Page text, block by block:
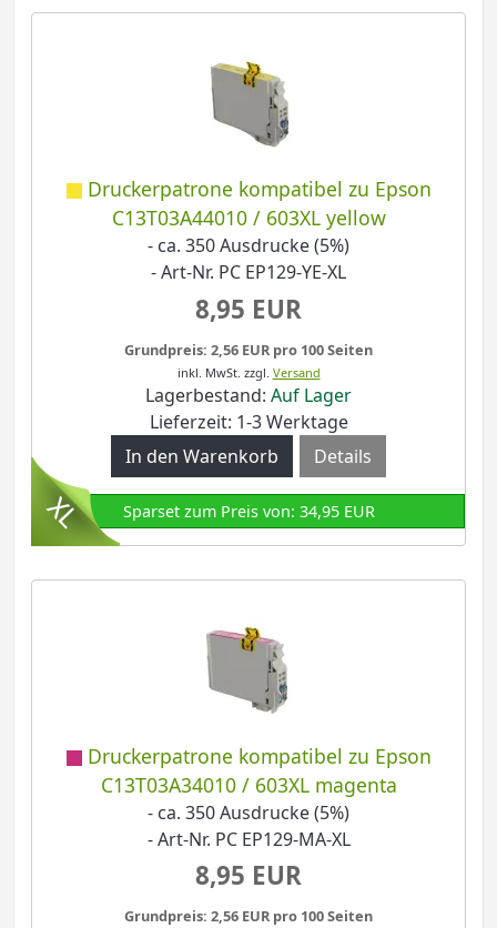
Druckerpatrone kompatibel zu Epson
C13T03A44010 / 603XL yellow
- ca. 350 Ausdrucke (5%)
- Art-Nr. PC EP129-YE-XL
8,95 EUR
Grundpreis: 2,56 EUR pro 100 Seiten
inkl. MwSt. zzgl. Versand
Lagerbestand: Auf Lager
Lieferzeit: 1-3 Werktage
Details
Sparset zum Preis von: 34,95 EUR
Druckerpatrone kompatibel zu Epson
C13T03A34010 / 603XL magenta
- ca. 350 Ausdrucke (5%)
- Art-Nr. PC EP129-MA-XL
8,95 EUR
Grundpreis: 2,56 EUR pro 100 Seiten